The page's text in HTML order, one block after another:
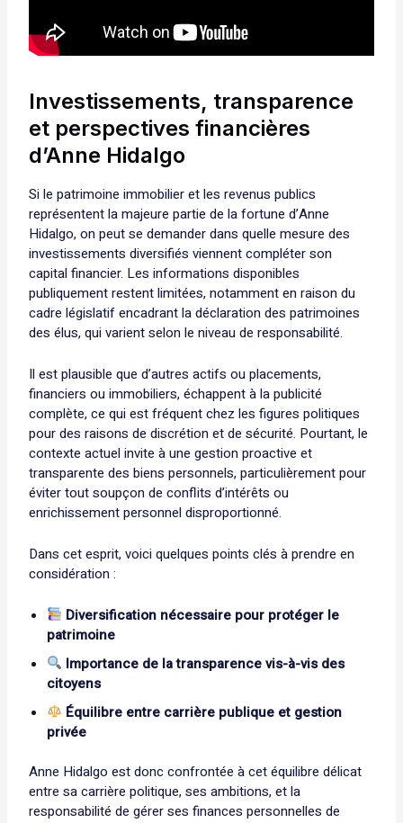
Investissements, transparence
et perspectives financières
d’Anne Hidalgo
Si le patrimoine immobilier et les revenus publics
représentent la majeure partie de la fortune d’Anne
Hidalgo, on peut se demander dans quelle mesure des
investissements diversifiés viennent compléter son
capital financier. Les informations disponibles
publiquement restent limitées, notamment en raison du
cadre législatif encadrant la déclaration des patrimoines
des élus, qui varient selon le niveau de responsabilité.
Il est plausible que d’autres actifs ou placements,
financiers ou immobiliers, échappent à la publicité
complète, ce qui est fréquent chez les figures politiques
pour des raisons de discrétion et de sécurité. Pourtant, le
contexte actuel invite à une gestion proactive et
transparente des biens personnels, particulièrement pour
éviter tout soupçon de conflits d’intérêts ou
enrichissement personnel disproportionné.
Dans cet esprit, voici quelques points clés à prendre en
considération :
Diversification nécessaire pour protéger le
patrimoine
Importance de la transparence vis-à-vis des
citoyens
Équilibre entre carrière publique et gestion
privée
Anne Hidalgo est donc confrontée à cet équilibre délicat
entre sa carrière politique, ses ambitions, et la
responsabilité de gérer ses finances personnelles de